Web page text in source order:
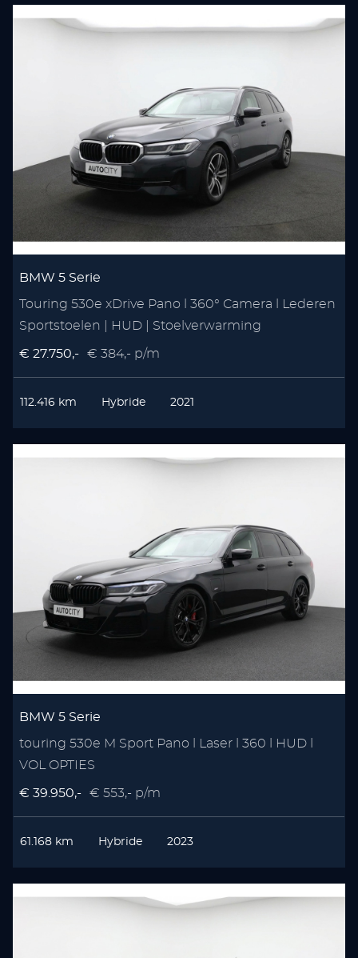
BMW 5 Serie
Touring 530e xDrive Pano l 360° Camera l Lederen
Sportstoelen | HUD | Stoelverwarming
€ 27.750,- € 384,- p/m
112.416 km Hybride 2021
BMW 5 Serie
touring 530e M Sport Pano l Laser l 360 l HUD l
VOL OPTIES
€ 39.950,- € 553,- p/m
61.168 km Hybride 2023